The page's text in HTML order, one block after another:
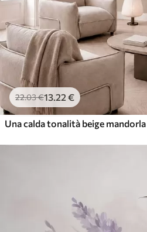
22.03€13.22 €